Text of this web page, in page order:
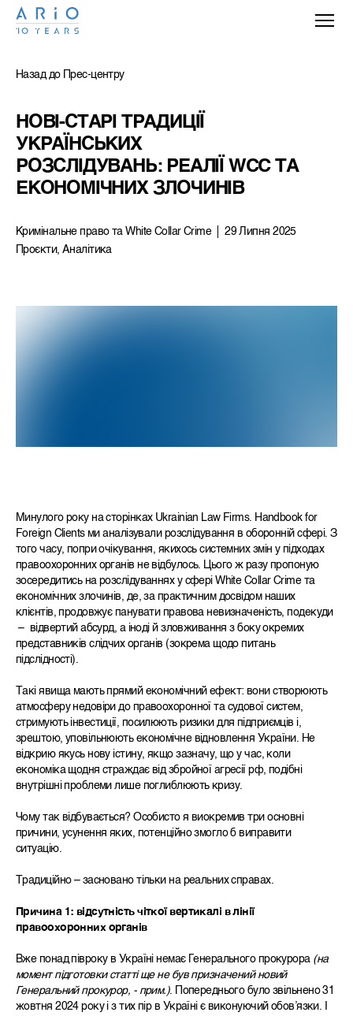
Назад до Прес-центру
НОВІ-СТАРІ ТРАДИЦІЇ
УКРАЇНСЬКИХ
РОЗСЛІДУВАНЬ: РЕАЛІЇ WCC ТА
ЕКОНОМІЧНИХ ЗЛОЧИНІВ
Проєкти, Аналітика
Кримiнальне право та White Collar Crime 29 Липня 2025
Минулого року на сторінках Ukrainian Law Firms. Handbook for
Foreign Clients ми аналізували розслідування в оборонній сфері. З
того часу, попри очікування, якихось системних змін у підходах
правоохоронних органів не відбулось. Цього ж разу пропоную
зосередитись на розслідуваннях у сфері White Collar Crime та
економічних злочинів, де, за практичним досвідом наших
клієнтів, продовжує панувати правова невизначеність, подекуди
– відвертий абсурд, а іноді й зловживання з боку окремих
представників слідчих органів (зокрема щодо питань
підслідності).
Такі явища мають прямий економічний ефект: вони створюють
атмосферу недовіри до правоохоронної та судової систем,
стримують інвестиції, посилюють ризики для підприємців і,
зрештою, уповільнюють економічне відновлення України. Не
відкрию якусь нову істину, якщо зазначу, що у час, коли
економіка щодня страждає від збройної агресії рф, подібні
внутрішні проблеми лише поглиблюють кризу.
Чому так відбувається? Особисто я виокремив три основні
причини, усунення яких, потенційно змогло б виправити
ситуацію.
Традиційно – засновано тільки на реальних справах.
Причина 1: відсутність чіткої вертикалі в лінії
правоохоронних органів
Вже понад півроку в Україні немає Генерального прокурора (на
момент підготовки статті ще не був призначений новий
Генеральний прокурор, - прим.). Попереднього було звільнено 31
жовтня 2024 року і з тих пір в Україні є виконуючий обовʼязки. І